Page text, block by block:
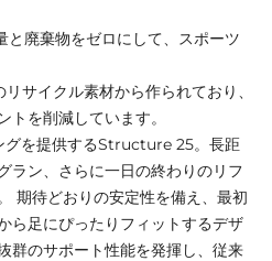
廃棄物をゼロにして、スポーツ
サイクル素材から作られており、
トを削減しています。
グを提供するStructure 25。長距
ラン、さらに一日の終わりのリフ
期待どおりの安定性を備え、最初
ら足にぴったりフィットするデザ
群のサポート性能を発揮し、従来